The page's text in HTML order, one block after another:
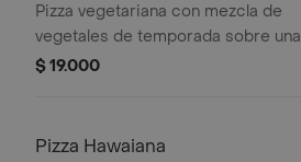
Pizza vegetariana con mezcla de
vegetales de temporada sobre una
base de queso fundido, tamaño a
$ 19.000
Pizza Hawaiana